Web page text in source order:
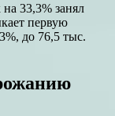
33,3% занял
первую
до 76,5 тыс.